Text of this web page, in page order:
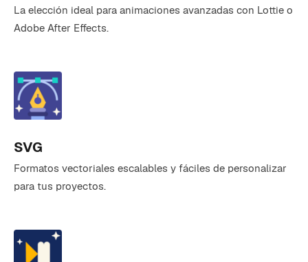
La elección ideal para animaciones avanzadas con Lottie o
Adobe After Effects.
SVG
Formatos vectoriales escalables y fáciles de personalizar
para tus proyectos.